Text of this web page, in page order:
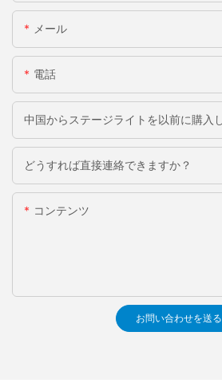
メール
電話
どうすれば直接連絡できますか？
コンテンツ
お問い合わせを送る